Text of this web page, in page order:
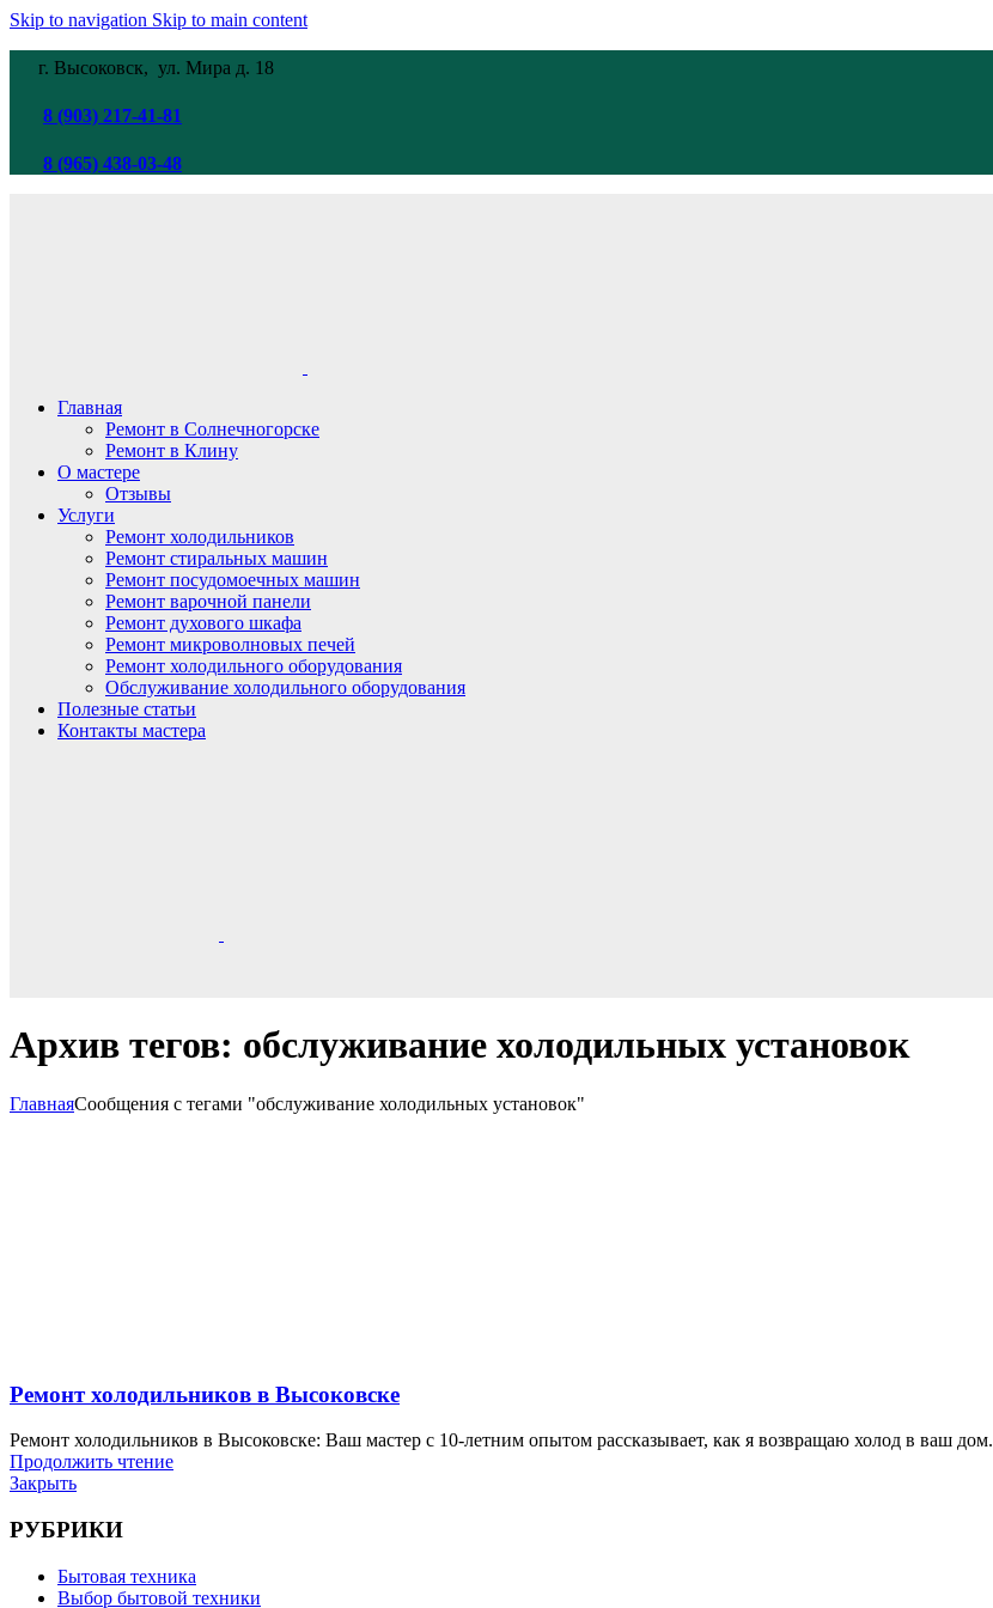
Skip to navigation Skip to main content
г. Высоковск, ул. Мира д. 18
8 (903) 217-41-81
8 (965) 438-03-48
Главная
Ремонт в Солнечногорске
Ремонт в Клину
О мастере
Отзывы
Услуги
Ремонт холодильников
Ремонт стиральных машин
Ремонт посудомоечных машин
Ремонт варочной панели
Ремонт духового шкафа
Ремонт микроволновых печей
Ремонт холодильного оборудования
Обслуживание холодильного оборудования
Полезные статьи
Контакты мастера
Архив тегов: обслуживание холодильных установок
ГлавнаяСообщения с тегами "обслуживание холодильных установок"
Ремонт холодильников в Высоковске
Ремонт холодильников в Высоковске: Ваш мастер с 10-летним опытом рассказывает, как я возвращаю холод в ваш дом.
Продолжить чтение
Закрыть
РУБРИКИ
Бытовая техника
Выбор бытовой техники